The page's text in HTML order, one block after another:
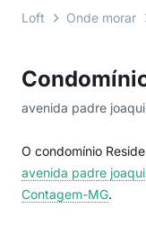
avenida padre
O condomínio
avenida padre
Contagem-MG.
Loft Onde morar